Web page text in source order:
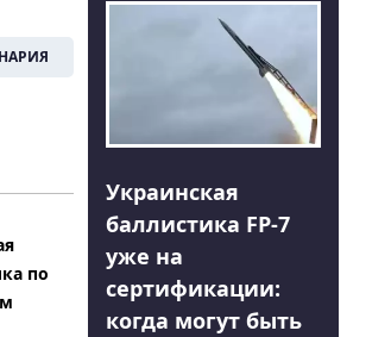
по
Украинская
баллистика FP-7
уже на
сертификации:
когда могут быть